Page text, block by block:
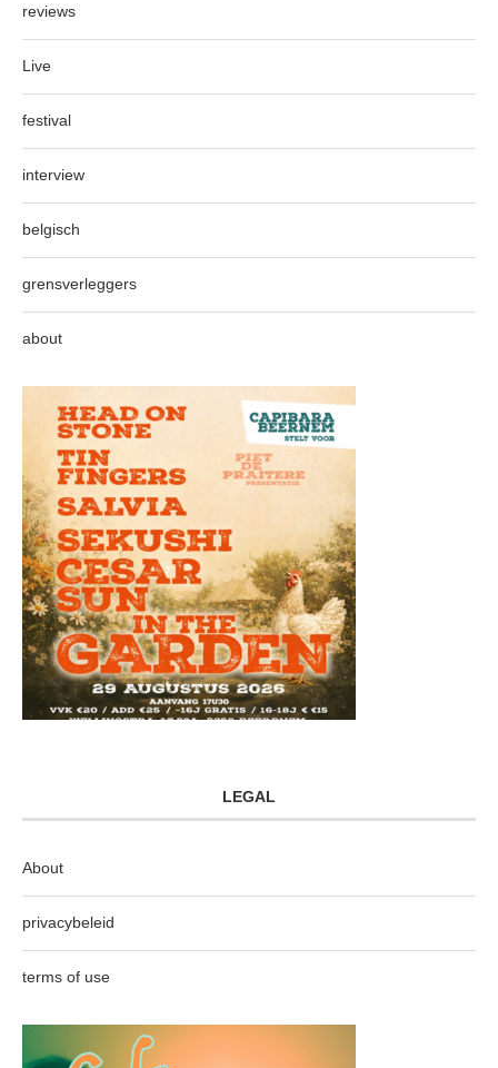
reviews
Live
festival
interview
belgisch
grensverleggers
about
LEGAL
About
privacybeleid
terms of use